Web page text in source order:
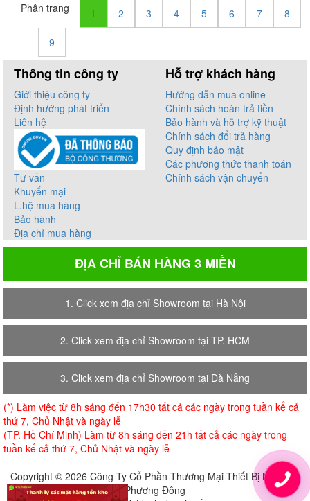
Phân trang 1 2 3 4 5 6 7 8
9
Thông tin công ty
Giới thiệu công ty
Định hướng phát triển
Liên hệ
Tư vấn
Khuyến mại
L.hệ mua hàng
Bảo hành
Địa chỉ mua hàng
Hỗ trợ khách hàng
Hướng dẫn mua online
Chính sách hoàn trả tiền
Bảo hành và hỗ trợ kỹ thuật
Chính sách đổi trả hàng
Quy định bảo mật
Các phương thức thanh toán
Chính sách vận chuyển
ĐỊA CHỈ BÁN HÀNG 3 MIỀN
1. Click xem địa chỉ Showroom tại Hà Nội
2. Click xem địa chỉ Showroom tại TP. HCM
3. Click xem địa chỉ Showroom tại Đà Nẵng
(*) Làm việc từ 8h sáng đến 17h30 tất cả các ngày trong tuần kể cả
thứ 7, Chủ Nhật và ngày lễ
(TP. Hồ Chí Minh) Làm từ 8h sáng đến 21h tất cả các ngày trong
tuần kể cả thứ 7, Chủ Nhật và ngày lễ
Copyright © 2026 Công Ty Cổ Phần Thương Mại Thiết Bị Nội Thất
Phương Đông